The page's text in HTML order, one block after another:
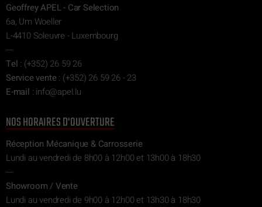
Geoffrey APEL - Car Selection
6a, Um Woeller
L-4410 Soleuvre - Luxembourg
---
Tel : (+352) 26 59 26
Service vente: (+352) 26 59 26 - 23
E-mail : ul.l
epa@of
ni
NOS HORAIRES D'OUVERTURE
Réception Mécanique & Carrosserie
Lundi au vendredi de 8h00 à 12h00 et 13h00 à 18h30
---
Showroom / Vente
Lundi au vendredi de 9h00 à 12h00 et 13h30 à 18h30